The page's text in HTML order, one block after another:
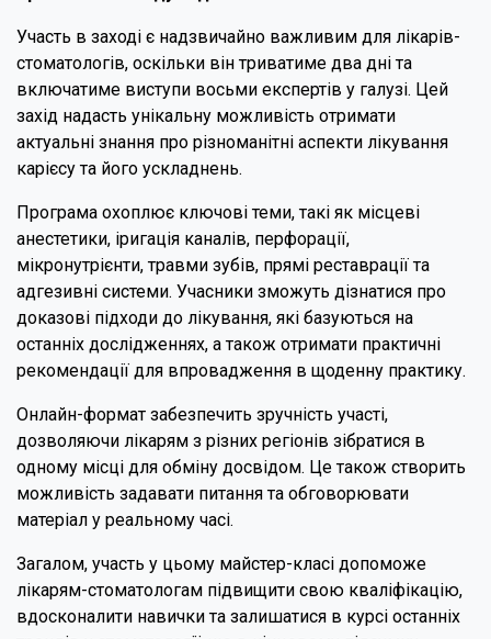
Участь в заході є надзвичайно важливим для лікарів-
стоматологів, оскільки він триватиме два дні та
включатиме виступи восьми експертів у галузі. Цей
захід надасть унікальну можливість отримати
актуальні знання про різноманітні аспекти лікування
карієсу та його ускладнень.
Програма охоплює ключові теми, такі як місцеві
анестетики, іригація каналів, перфорації,
мікронутрієнти, травми зубів, прямі реставрації та
адгезивні системи. Учасники зможуть дізнатися про
доказові підходи до лікування, які базуються на
останніх дослідженнях, а також отримати практичні
рекомендації для впровадження в щоденну практику.
Онлайн-формат забезпечить зручність участі,
дозволяючи лікарям з різних регіонів зібратися в
одному місці для обміну досвідом. Це також створить
можливість задавати питання та обговорювати
матеріал у реальному часі.
Загалом, участь у цьому майстер-класі допоможе
лікарям-стоматологам підвищити свою кваліфікацію,
вдосконалити навички та залишатися в курсі останніх